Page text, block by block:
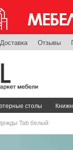
Доставка Отзывы
столы
Tab белый